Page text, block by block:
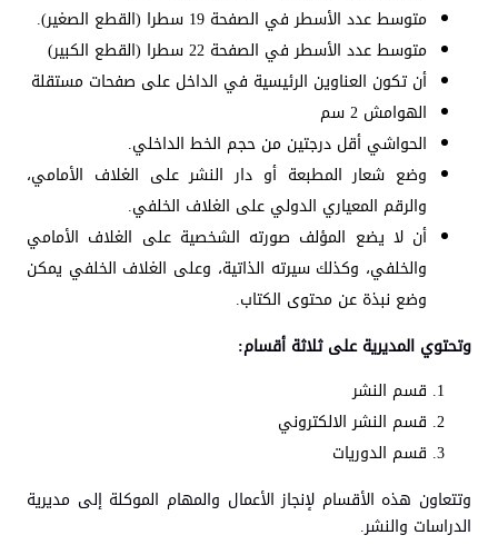
متوسط عدد الأسطر في الصفحة 19 سطرا (القطع الصغير).
متوسط عدد الأسطر في الصفحة 22 سطرا (القطع الكبير)
أن تكون العناوين الرئيسية في الداخل على صفحات مستقلة
الهوامش 2 سم
الحواشي أقل درجتين من حجم الخط الداخلي.
وضع شعار المطبعة أو دار النشر على الغلاف الأمامي،
والرقم المعياري الدولي على الغلاف الخلفي.
أن لا يضع المؤلف صورته الشخصية على الغلاف الأمامي
والخلفي، وكذلك سيرته الذاتية، وعلى الغلاف الخلفي يمكن
وضع نبذة عن محتوى الكتاب.
وتحتوي المديرية على ثلاثة أقسام:
قسم النشر
قسم النشر الالكتروني
قسم الدوريات
وتتعاون هذه الأقسام لإنجاز الأعمال والمهام الموكلة إلى مديرية
الدراسات والنشر.